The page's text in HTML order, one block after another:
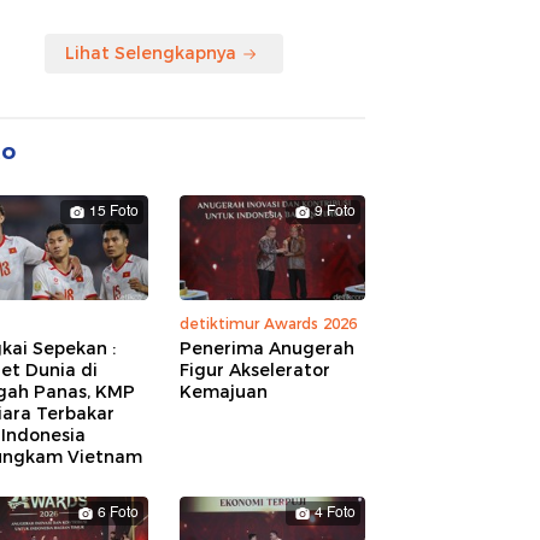
Lihat Selengkapnya
15 Foto
Sepekan :
Dunia di
Panas, KMP
Terbakar
Vietnam
9 Foto
detiktimur Awards 2026
Penerima Anugerah
Figur Akselerator
Kemajuan
6 Foto 4 Foto